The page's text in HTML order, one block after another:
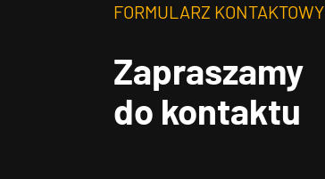
FORMULARZ KONTAKTOWY
Zapraszamy
do kontaktu